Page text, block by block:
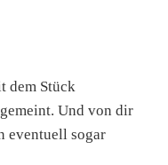
dem Stück
Und von dir
eventuell sogar